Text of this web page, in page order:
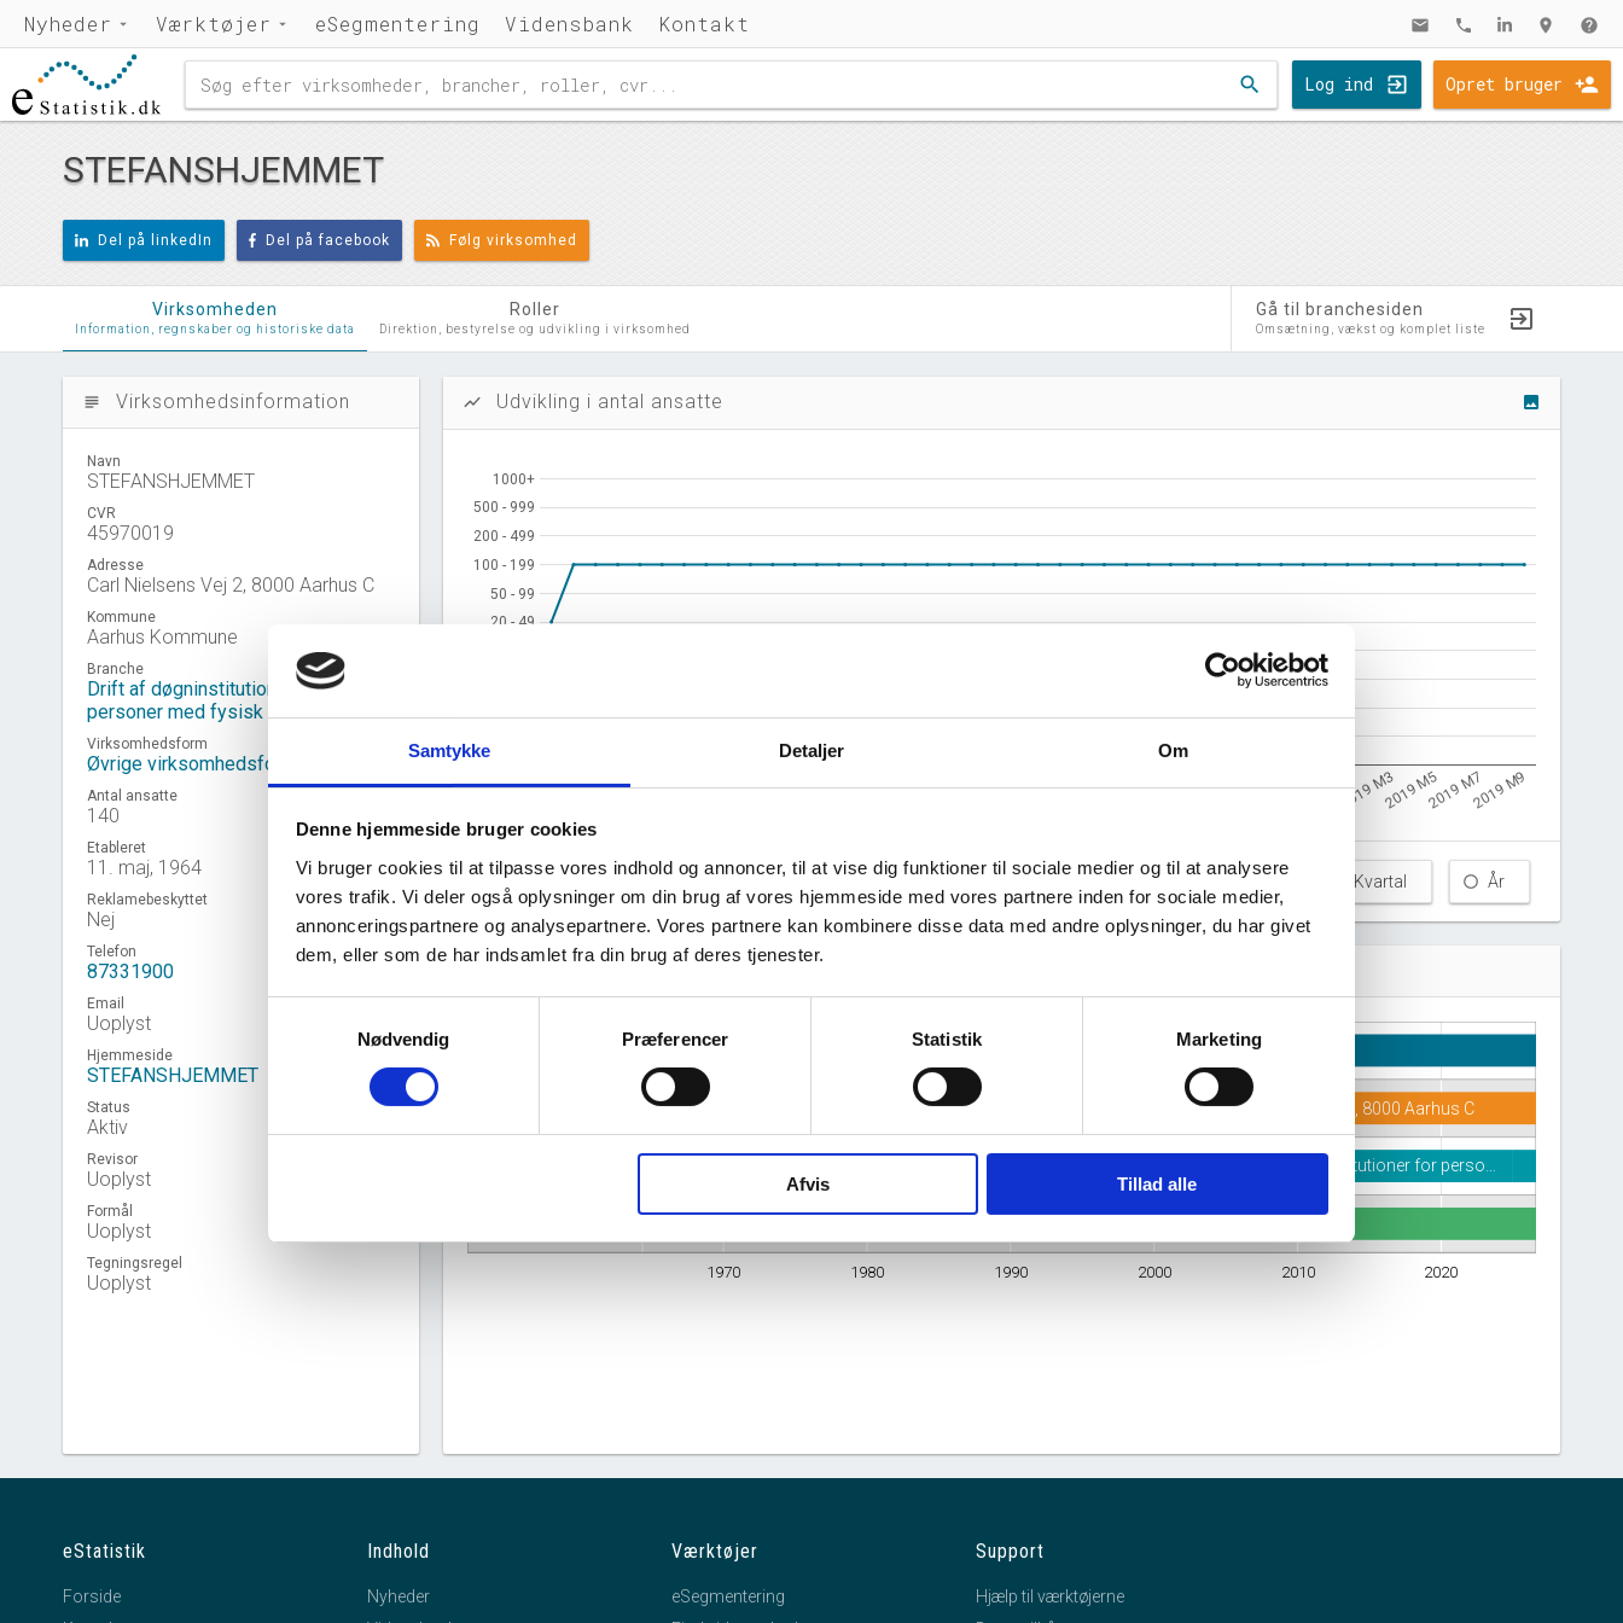
Samtykke Detaljer Om
Denne hjemmeside bruger cookies
Vi bruger cookies til at tilpasse vores indhold og annoncer, til at vise dig funktioner til sociale medier og til at analysere
vores trafik. Vi deler også oplysninger om din brug af vores hjemmeside med vores partnere inden for sociale medier,
annonceringspartnere og analysepartnere. Vores partnere kan kombinere disse data med andre oplysninger, du har givet
dem, eller som de har indsamlet fra din brug af deres tjenester.
Nødvendig
Præferencer Statistik Marketing
Afvis Tillad alle
Nyheder Værktøjer eSegmentering Vidensbank Kontakt mail phone location_on help
search Log ind Opret bruger
STEFANSHJEMMET
Del på linkedIn Del på facebook Følg virksomhed
Virksomheden
Information, regnskaber og historiske data
Roller
Direktion, bestyrelse og udvikling i virksomhed
Gå til branchesiden
Omsætning, vækst og komplet liste
subject Virksomhedsinformation
Navn
STEFANSHJEMMET
CVR
45970019
Adresse
Carl Nielsens Vej 2, 8000 Aarhus C
Kommune
Aarhus Kommune
Branche
Drift af døgninstitutioner for
personer med fysisk handicap
Virksomhedsform
Øvrige virksomhedsformer
Antal ansatte
140
Etableret
11. maj, 1964
Reklamebeskyttet
Nej
Telefon
87331900
Email
Uoplyst
Hjemmeside
STEFANSHJEMMET
Status
Aktiv
Revisor
Uoplyst
Formål
Uoplyst
Tegningsregel
Uoplyst
show_chart Udvikling i antal ansatte image
2016 M12016 M32016 M52016 M72016 M92016 M112017 M12017 M32017 M52017 M72017 M92017 M112018 M12018 M32018 M52018 M72018 M92018 M112019 M12019 M32019 M52019 M72019 M9
20 - 49
20 - 49
50 - 99
50 - 99
100 - 199
100 - 199
200 - 499
200 - 499
500 - 999
500 - 999
1000+
1000+
Kilde: Udtræk fra CVR.
Måned Kvartal År
Virksomhedshistorik
Navn
1970 1980 1990 2000 2010 2020
STEFANSHJEMMET
Carl Nielsens Vej 2, 8000 Århus C Carl Nielsens Vej 2, 8000 Aarhus C
Døgninstitutioner for perso…
eStatistik
Forside
Indhold
Nyheder
Værktøjer
eSegmentering
Support
Hjælp til værktøjerne